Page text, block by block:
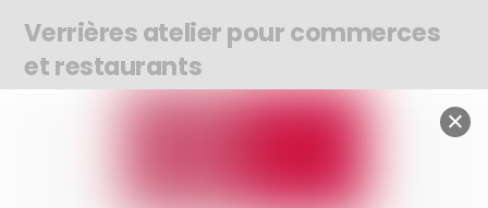
Verrières atelier pour commerces
et restaurants
Utilisées pour créer des zones distinctes dans des